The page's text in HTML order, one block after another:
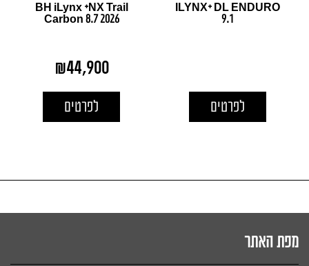
ILYNX+ DL ENDURO
9.1
לפרטים
BH iLynx +NX Trail
Carbon 8.7 2026
₪44,900
לפרטים
מפת האתר